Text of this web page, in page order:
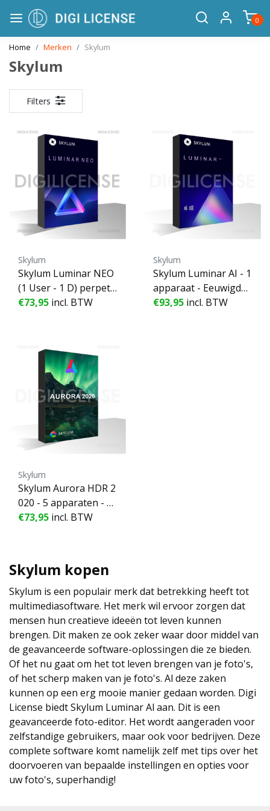
0
Home Merken Skylum
Skylum
Filters
Skylum
Skylum Luminar NEO
(1 User - 1 D) perpetu
al ESD - 1 apparaat -
€73,95 incl. BTW
Skylum
Skylum Luminar AI - 1
apparaat - Eeuwigdur
end
€93,95 incl. BTW
Skylum
Skylum Aurora HDR 2
020 - 5 apparaten - E
euwigdurend
€73,95 incl. BTW
Skylum kopen
Skylum is een populair merk dat betrekking heeft tot
multimediasoftware. Het merk wil ervoor zorgen dat
mensen hun creatieve ideeën tot leven kunnen
brengen. Dit maken ze ook zeker waar door middel van
de geavanceerde software-oplossingen die ze bieden.
Of het nu gaat om het tot leven brengen van je foto's,
of het scherp maken van je foto's. Al deze zaken
kunnen op een erg mooie manier gedaan worden. Digi
License biedt Skylum Luminar Al aan. Dit is een
geavanceerde foto-editor. Het wordt aangeraden voor
zelfstandige gebruikers, maar ook voor bedrijven. Deze
complete software komt namelijk zelf met tips over het
doorvoeren van bepaalde instellingen en opties voor
uw foto's, superhandig!